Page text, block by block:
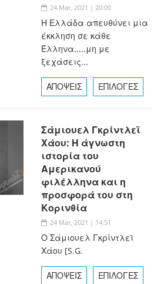
24 Mar, 2021 | 20:00
Η Ελλάδα απευθύνει μια
έκκληση σε κάθε
Έλληνα.....μη με
ξεχάσεις...
ΑΠΟΨΕΙΣ ΕΠΙΛΟΓΕΣ
Σάμιουελ Γκρίντλεϊ
Χάου: Η άγνωστη
ιστορία του
Αμερικανού
φιλέλληνα και η
προσφορά του στη
Κορινθία
24 Mar, 2021 | 14:51
Ο Σάμιουελ Γκρίντλεϊ
Χάου [S.G.
ΑΠΟΨΕΙΣ
ΕΠΙΛΟΓΕΣ